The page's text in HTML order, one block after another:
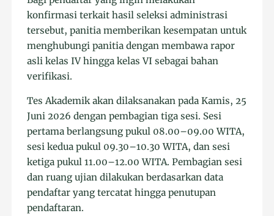
konfirmasi terkait hasil seleksi administrasi
tersebut, panitia memberikan kesempatan untuk
menghubungi panitia dengan membawa rapor
asli kelas IV hingga kelas VI sebagai bahan
verifikasi.
Tes Akademik akan dilaksanakan pada Kamis, 25
Juni 2026 dengan pembagian tiga sesi. Sesi
pertama berlangsung pukul 08.00–09.00 WITA,
sesi kedua pukul 09.30–10.30 WITA, dan sesi
ketiga pukul 11.00–12.00 WITA. Pembagian sesi
dan ruang ujian dilakukan berdasarkan data
pendaftar yang tercatat hingga penutupan
pendaftaran.